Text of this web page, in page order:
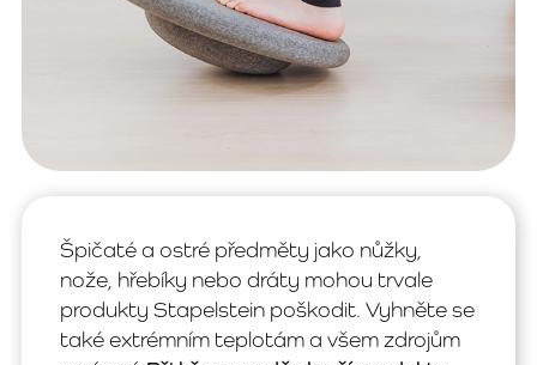
Špičaté a ostré předměty jako nůžky,
nože, hřebíky nebo dráty mohou trvale
produkty Stapelstein poškodit. Vyhněte se
také extrémním teplotám a všem zdrojům